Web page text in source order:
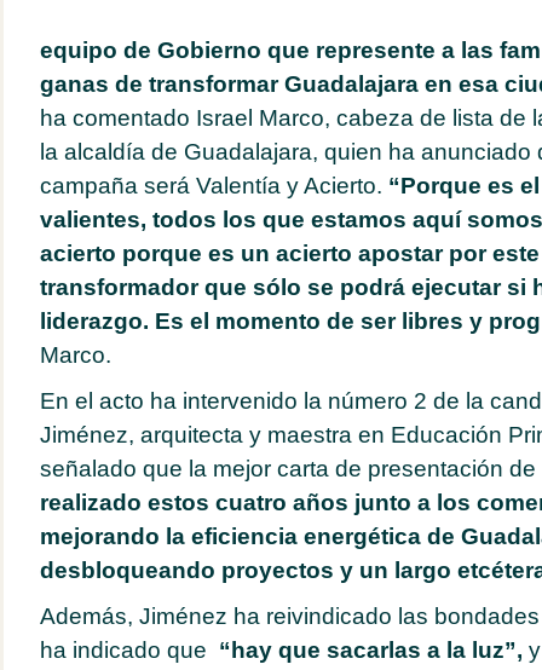
equipo de Gobierno que represente a las
ganas de transformar Guadalajara en esa
ha comentado Israel Marco, cabeza de lista de
la alcaldía de Guadalajara, quien ha anunciado
campaña será Valentía y Acierto. “Porque es
valientes, todos los que estamos aquí
acierto porque es un acierto apostar por
transformador que sólo se podrá ejecutar si
liderazgo. Es el momento de ser libres y
Marco.
En el acto ha intervenido la número 2 de la
Jiménez, arquitecta y maestra en Educación
señalado que la mejor carta de presentación
realizado estos cuatro años junto a los
mejorando la eficiencia energética de
desbloqueando proyectos y un largo
Además, Jiménez ha reivindicado las
ha indicado que “hay que sacarlas a la luz”,